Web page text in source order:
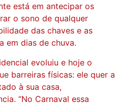
está em antecipar os
o sono de qualquer
das chaves e as
em dias de chuva.
evoluiu e hoje o
barreiras físicas: ele quer a
à sua casa,
“No Carnaval essa